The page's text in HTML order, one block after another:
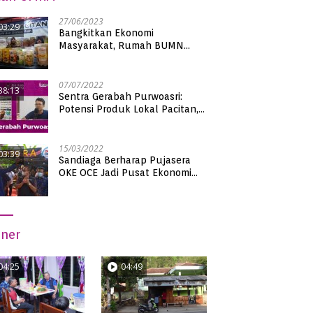
27/06/2023
Bangkitkan Ekonomi
Masyarakat, Rumah BUMN
07/07/2022
Sentra Gerabah Purwoasri:
Potensi Produk Lokal Pacitan,
15/03/2022
Sandiaga Berharap Pujasera
OKE OCE Jadi Pusat Ekonomi
04:49